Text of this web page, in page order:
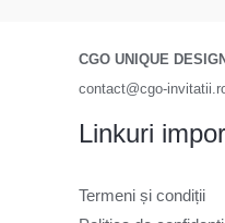
CGO UNIQUE
contact@cgo-
Linkuri
Termeni și condiții